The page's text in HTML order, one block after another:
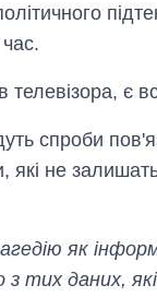
є
спроби
які не
як
з тих даних,